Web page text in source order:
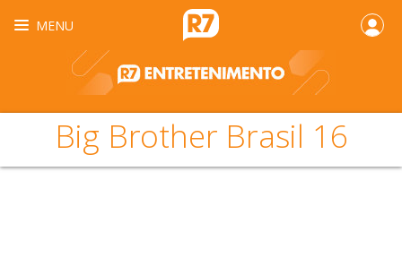
MENU
Big Brother Brasil 16